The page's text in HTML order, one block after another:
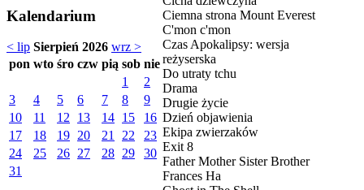
Kalendarium
< lip Sierpień 2026 wrz >
pon wto śro czw pią sob nie
1
2
3
4 5 6 7 8
9
10
11 12 13 14 15
16
17
18 19 20 21 22
23
24
25 26 27 28 29
30
31
Ciemna strona Mount Everest
C'mon c'mon
Czas Apokalipsy: wersja
reżyserska
Do utraty tchu
Drama
Drugie życie
Dzień objawienia
Ekipa zwierzaków
Exit 8
Father Mother Sister Brother
Frances Ha